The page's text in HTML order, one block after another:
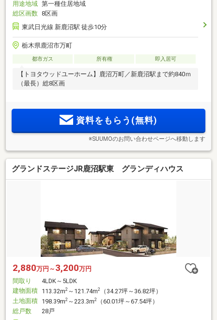
用途地域 第一種住居地域
総区画数 8区画
東武日光線 新鹿沼駅 徒歩10分
栃木県鹿沼市万町
都市ガス 所有権 即入居可
【トヨタウッドユーホーム】鹿沼万町／新鹿沼駅まで約840ｍ
（最長）総8区画
資料をもらう(無料)
※SUUMOのお問い合わせページへ移動します
グランドステージJR鹿沼駅東 グランディハウス
2,880万円～ 3,200万円
間取り
4LDK～5LDK
建物面積 113.32m2 ～121.74m2
（34.27坪～36.82坪）
土地面積 198.39m2 ～223.3m2
（60.01坪～67.54坪）
総戸数
28戸